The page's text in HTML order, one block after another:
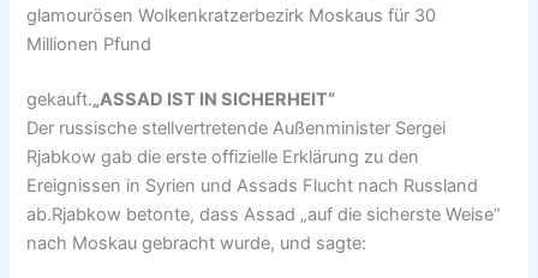
glamourösen Wolkenkratzerbezirk Moskaus für 30
Millionen Pfund
gekauft.„ASSAD IST IN SICHERHEIT“
Der russische stellvertretende Außenminister Sergei
Rjabkow gab die erste offizielle Erklärung zu den
Ereignissen in Syrien und Assads Flucht nach Russland
ab.Rjabkow betonte, dass Assad „auf die sicherste Weise“
nach Moskau gebracht wurde, und sagte: